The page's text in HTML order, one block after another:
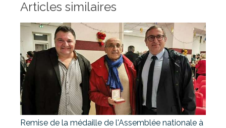
Articles similaires
Remise de la médaille de l'Assemblée nationale à